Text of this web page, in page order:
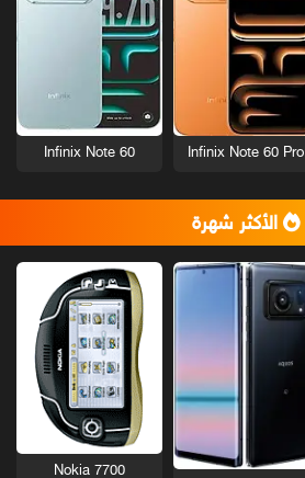
Infinix Note 60 Pro
Infinix Note 60
الأكثر شهرة
Nokia 7700